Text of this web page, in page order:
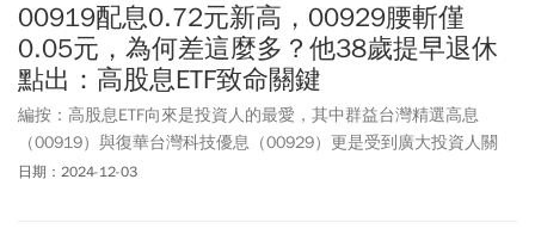
00919配息0.72元新高，00929腰斬僅
0.05元，為何差這麼多？他38歲提早退休
點出：高股息ETF致命關鍵
編按：高股息ETF向來是投資人的最愛，其中群益台灣精選高息
（00919）與復華台灣科技優息（00929）更是受到廣大投資人關
注。然而，近期兩檔ETF的配息政策卻出現了明顯的差異，讓投資人
日期：2024-12-03